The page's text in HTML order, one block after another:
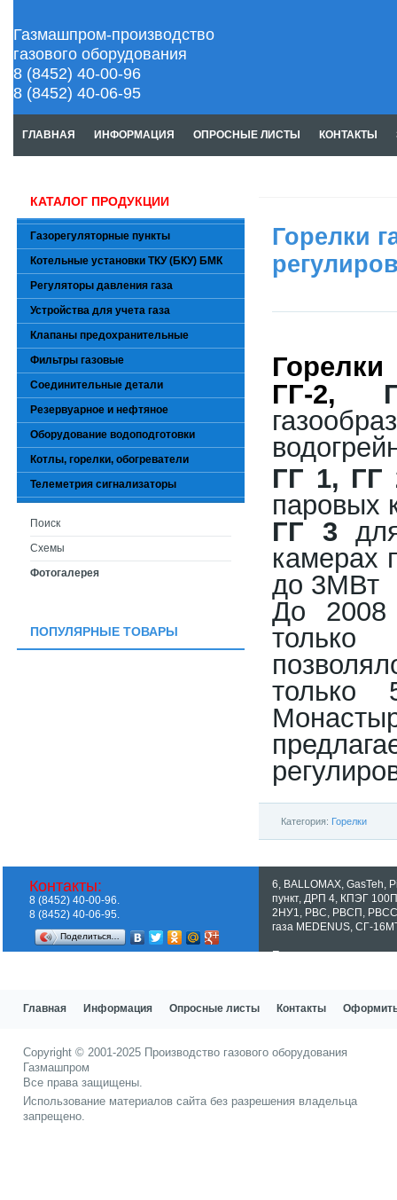
Газмашпром-производство
газового оборудования
8 (8452) 40-00-96
8 (8452) 40-06-95
ГЛАВНАЯ ИНФОРМАЦИЯ ОПРОСНЫЕ ЛИСТЫ КОНТАКТЫ
Горелки
ГГ-2,
ГГ 1, ГГ
паровых
ГГ 3
камерах
до 3МВт
До 2008
только
Категория: Горелки
КАТАЛОГ ПРОДУКЦИИ
Газорегуляторные пункты
Котельные установки ТКУ (БКУ) БМК
Регуляторы давления газа
Устройства для учета газа
Клапаны предохранительные
Фильтры газовые
Соединительные детали
Резервуарное и нефтяное
Оборудование водоподготовки
Котлы, горелки, обогреватели
Телеметрия сигнализаторы
Поиск
Схемы
Фотогалерея
ПОПУЛЯРНЫЕ ТОВАРЫ
6 BALLOMAX GasTeh
пункт, ДРП 4 КПЭГ 100П
2НУ1
РВС РВСП РВСС
газа MEDENUS СГ-
Показать все теги
Контакты:
8 (8452) 40-00-96.
8 (8452) 40-06-95.
Поделиться…
Главная Информация Опросные листы Контакты Оформить
Copyright © 2001-2025 Производство газового оборудования
Газмашпром
Все права защищены.
Использование материалов сайта без разрешения владельца
запрещено.